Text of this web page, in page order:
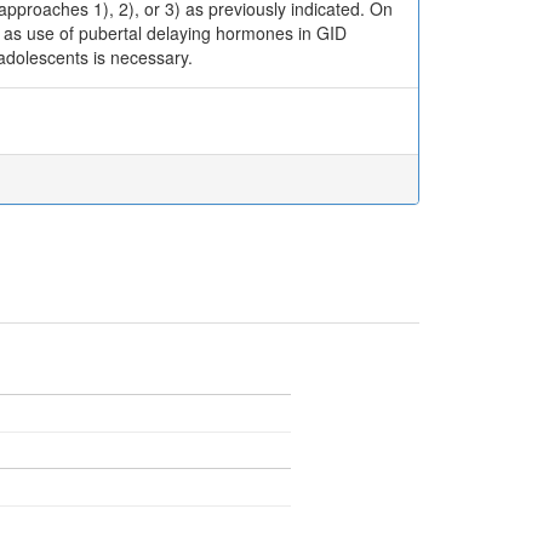
1), 2), or 3) as previously indicated. On
use of pubertal delaying hormones in GID
is necessary.